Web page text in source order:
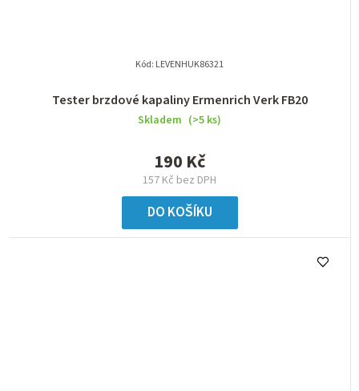
Tester brzdové kapaliny Ermenrich Verk FB20
Skladem (>5 ks)
157 Kč bez DPH
190 Kč
DO KOŠÍKU
Kód: LEVENHUK86321